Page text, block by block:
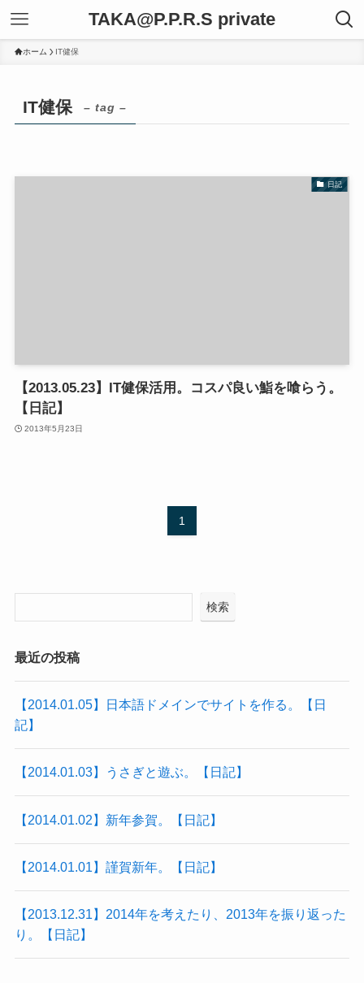
TAKA@P.P.R.S private
ホーム IT健保
IT健保 – tag –
日記
【2013.05.23】IT健保活用。コスパ良い鮨を喰らう。
【日記】
2013年5月23日
1
検索
最近の投稿
【2014.01.05】日本語ドメインでサイトを作る。【日
記】
【2014.01.03】うさぎと遊ぶ。【日記】
【2014.01.02】新年参賀。【日記】
【2014.01.01】謹賀新年。【日記】
【2013.12.31】2014年を考えたり、2013年を振り返った
り。【日記】